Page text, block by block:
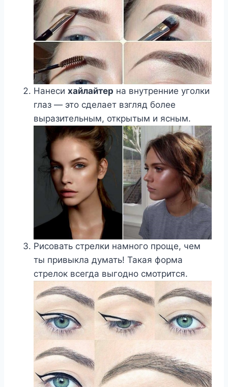
Нанеси хайлайтер на внутренние уголки
глаз — это сделает взгляд более
выразительным, открытым и ясным.
Рисовать стрелки намного проще, чем
ты привыкла думать! Такая форма
стрелок всегда выгодно смотрится.